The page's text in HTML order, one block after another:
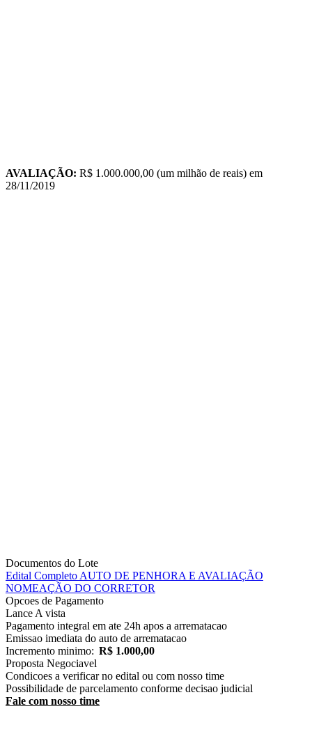
AVALIAÇÃO: R$ 1.000.000,00 (um milhão de reais) em
28/11/2019
Documentos do Lote
Edital Completo AUTO DE PENHORA E AVALIAÇÃO
NOMEAÇÃO DO CORRETOR
Opcoes de Pagamento
Lance A vista
Pagamento integral em ate 24h apos a arrematacao
Emissao imediata do auto de arrematacao
Incremento minimo: R$ 1.000,00
Proposta Negociavel
Condicoes a verificar no edital ou com nosso time
Possibilidade de parcelamento conforme decisao judicial
Fale com nosso time